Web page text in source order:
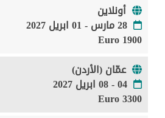
أونلاين
28 مارس - 01 ابريل 2027
1900 Euro
عمّان (الأردن)
04 - 08 ابريل 2027
3300 Euro